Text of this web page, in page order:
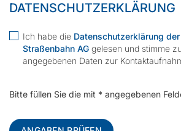
DATENSCHUTZERKLÄRUNG
Ich habe die Datenschutzerklärung
Straßenbahn AG gelesen und stimme
angegebenen Daten zur
Bitte füllen Sie die mit * angegebenen